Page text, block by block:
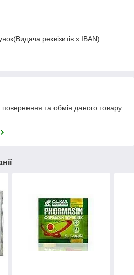
реквізитів з IBAN)
та обмін даного товару